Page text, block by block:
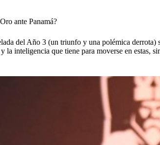
ante Panamá?
del Año 3 (un triunfo y una polémica derrota)
la inteligencia que tiene para moverse en estas,